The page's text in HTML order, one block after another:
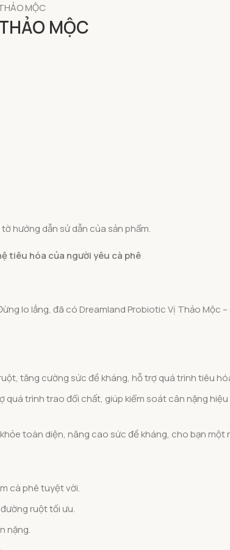
MỘC
MỘC
hướng dẫn sử dẫn của sản phẩm.
tiêu hóa của người yêu cà phê
lo lắng, đã có Dreamland Probiotic Vị Thảo Mộc
tăng cường sức đề kháng, hỗ trợ quá trình tiêu
quá trình trao đổi chất, giúp kiểm soát cân nặng
toàn diện, nâng cao sức đề kháng, cho bạn một
cà phê tuyệt vời.
ruột tối ưu.
nặng.